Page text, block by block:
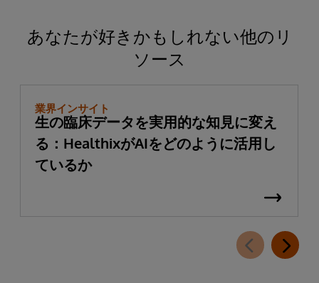
あなたが好きかもしれない他のリ
ソース
業界インサイト
生の臨床データを実用的な知見に変え
る：HealthixがAIをどのように活用し
ているか